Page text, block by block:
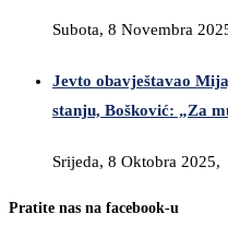
Subota, 8 Novembra
Jevto obavještavao
stanju, Bošković: „Za
Srijeda, 8 Oktobra 2025,
Pratite nas na facebook-u